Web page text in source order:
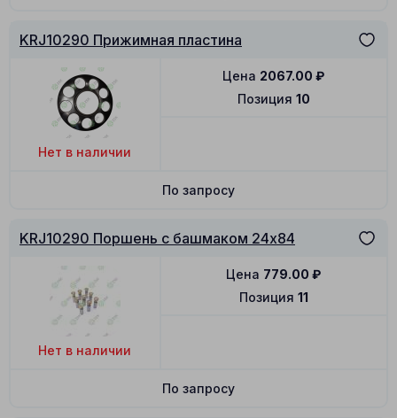
KRJ10290 Прижимная пластина
Нет в наличии
Позиция 10
Цена 2067.00 ₽
По запросу
KRJ10290 Поршень с башмаком 24x84
Нет в наличии
Позиция 11
Цена 779.00 ₽
По запросу